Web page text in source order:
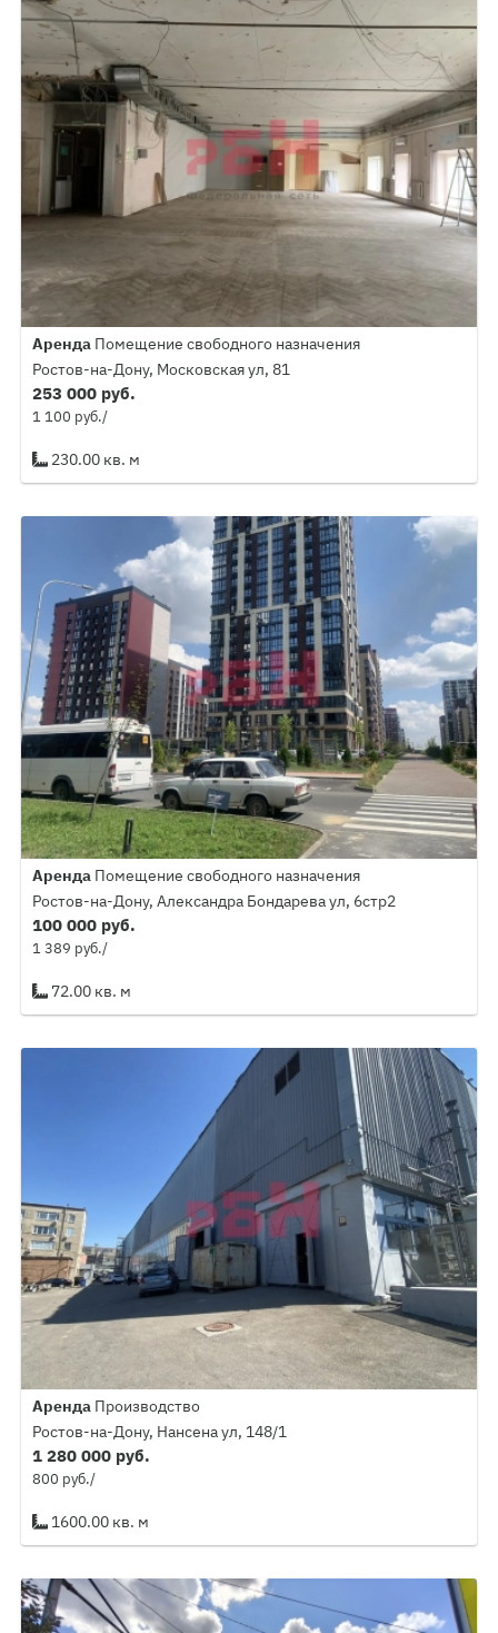
Аренда Помещение свободного назначения
Ростов-на-Дону, Московская ул, 81
253 000 руб.
1 100 руб./
230.00 кв. м
Аренда Помещение свободного назначения
Ростов-на-Дону, Александра Бондарева ул, 6стр2
100 000 руб.
1 389 руб./
72.00 кв. м
Аренда Производство
Ростов-на-Дону, Нансена ул, 148/1
1 280 000 руб.
800 руб./
1600.00 кв. м